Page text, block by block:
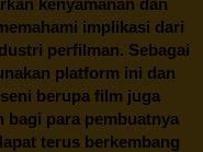
implikasi dari
perfilman. Sebagai
platform ini dan
berupa film juga
bagi para pembuatnya
terus berkembang